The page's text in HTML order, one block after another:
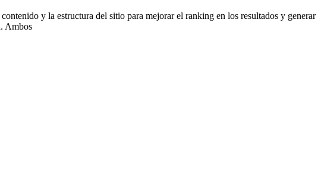
y la estructura del sitio para mejorar el ranking en los resultados y generar
Ambos